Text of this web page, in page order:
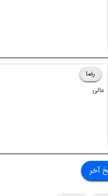
رضا
عالی